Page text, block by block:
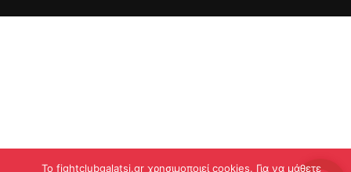
To fightclubgalatsi.gr χρησιμοποιεί cookies. Για να μάθετε